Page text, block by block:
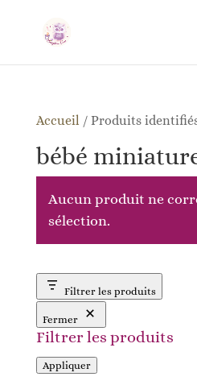
Accueil / Produits
bébé
Aucun produit ne
sélection.
Filtrer les produits
Fermer
Filtrer les produits
Appliquer